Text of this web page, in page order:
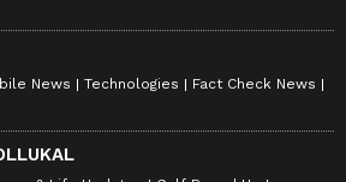
News Technologies
Fact Check News